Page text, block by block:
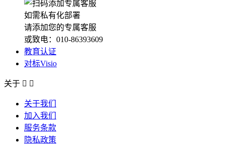
如需私有化部署
请添加您的专属客服
或致电：010-86393609
教育认证
对标Visio
关于  
关于我们
加入我们
服务条款
隐私政策